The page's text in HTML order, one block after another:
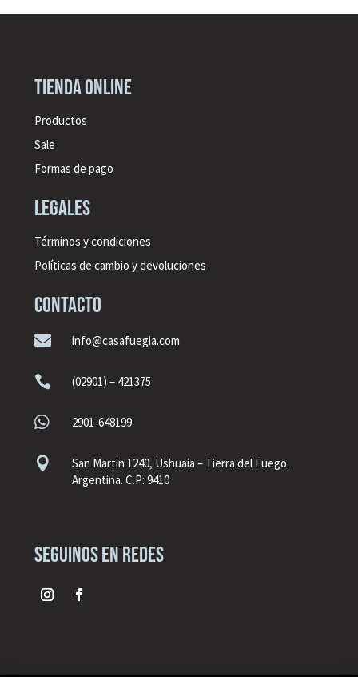
Tienda online
Productos
Sale
Formas de pago
legales
Términos y condiciones
Políticas de cambio y devoluciones
CONTACTO
 info@casafuegia.com
 (02901) – 421375
 2901-648199

San Martin 1240, Ushuaia – Tierra del Fuego.
Argentina. C.P: 9410
seguinos en redes